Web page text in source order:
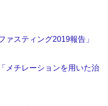
ァスティング2019報告」
メチレーションを用いた治